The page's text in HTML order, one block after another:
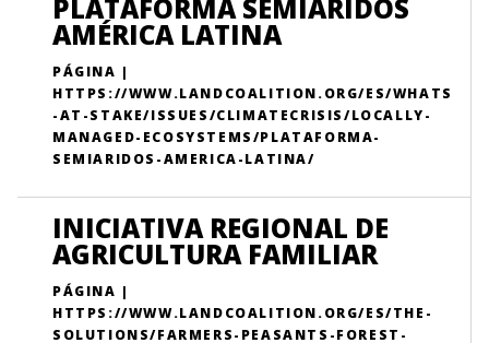
PLATAFORMA SEMIÁRIDOS
AMÉRICA LATINA
PÁGINA |
HTTPS://WWW.LANDCOALITION.ORG/ES/WHATS
-AT-STAKE/ISSUES/CLIMATECRISIS/LOCALLY-
MANAGED-ECOSYSTEMS/PLATAFORMA-
SEMIARIDOS-AMERICA-LATINA/
INICIATIVA REGIONAL DE
AGRICULTURA FAMILIAR
PÁGINA |
HTTPS://WWW.LANDCOALITION.ORG/ES/THE-
SOLUTIONS/FARMERS-PEASANTS-FOREST-